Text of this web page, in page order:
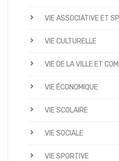
VIE ASSOCIATIVE ET
VIE CULTURELLE
VIE DE LA VILLE ET
VIE ÉCONOMIQUE
VIE SCOLAIRE
VIE SOCIALE
VIE SPORTIVE